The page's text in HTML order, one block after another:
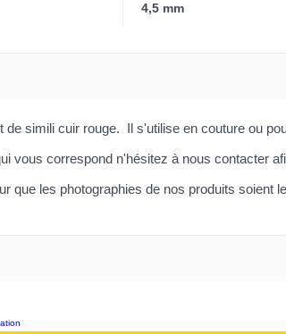
4,5 mm
de simili cuir rouge. Il s'utilise en couture ou
vous correspond n'hésitez à nous contacter
que les photographies de nos produits soient